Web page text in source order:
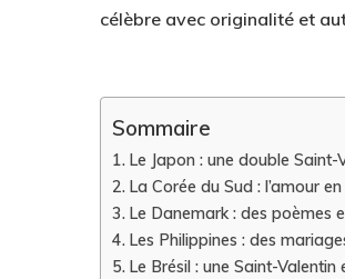
célèbre avec originalité et
Sommaire
Le Japon : une double Saint-
La Corée du Sud : l’amour
Le Danemark : des poèmes
Les Philippines : des
Le Brésil : une Saint-Valentin